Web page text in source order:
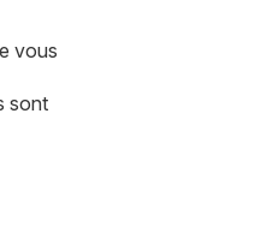
vous
sont